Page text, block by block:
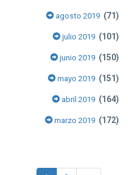
agosto 2019 (71)
julio 2019 (101)
junio 2019 (150)
mayo 2019 (151)
abril 2019 (164)
marzo 2019 (172)